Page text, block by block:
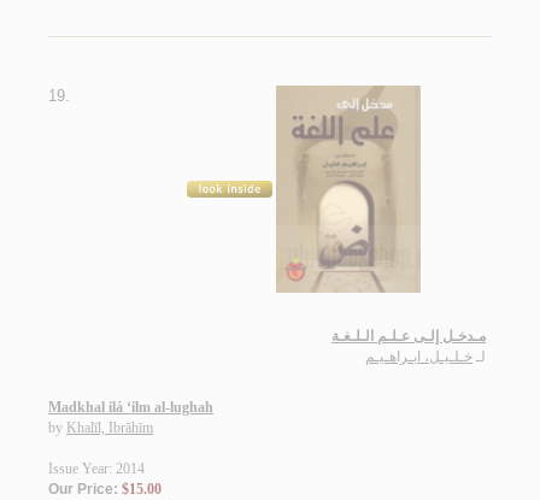
19.
مـدخـل إلـى عـلـم الـلـغـة
لـ خـلـيـل، ابـراهـيـم
Madkhal ilá ‘ilm al-lughah
by Khalīl, Ibrāhīm
Issue Year: 2014
Our Price: $15.00